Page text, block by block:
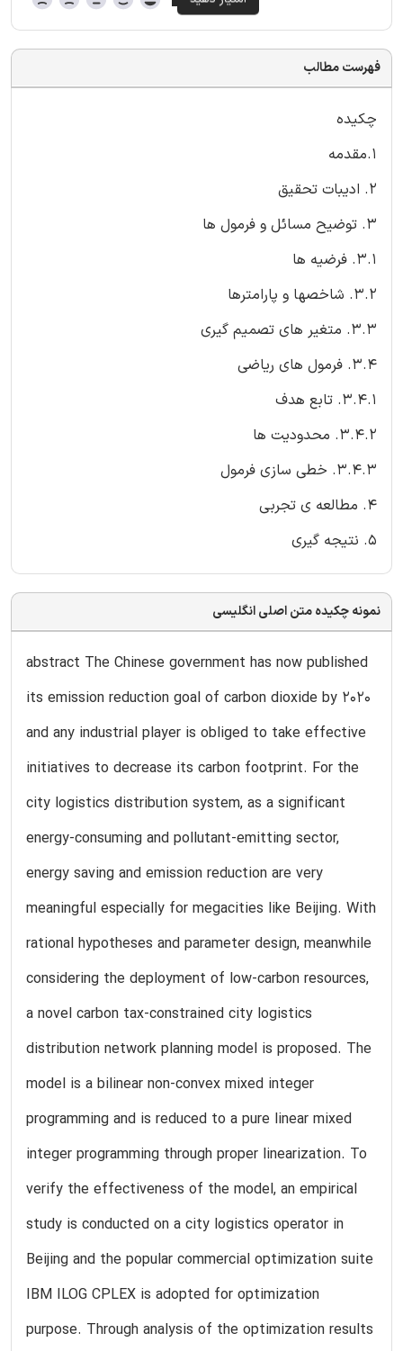
فهرست مطالب
چکیده
1.مقدمه
2. ادیبات تحقیق
3. توضیح مسائل و فرمول ها
3.1. فرضیه ها
3.2. شاخصها و پارامترها
3.3. متغیر های تصمیم گیری
3.4. فرمول های ریاضی
3.4.1. تابع هدف
3.4.2. محدودیت ها
3.4.3. خطی سازی فرمول
4. مطالعه ی تجربی
5. نتیجه گیری
نمونه چکیده متن اصلی انگلیسی
abstract The Chinese government has now published
its emission reduction goal of carbon dioxide by 2020
and any industrial player is obliged to take effective
initiatives to decrease its carbon footprint. For the
city logistics distribution system, as a significant
energy-consuming and pollutant-emitting sector,
energy saving and emission reduction are very
meaningful especially for megacities like Beijing. With
rational hypotheses and parameter design, meanwhile
considering the deployment of low-carbon resources,
a novel carbon tax-constrained city logistics
distribution network planning model is proposed. The
model is a bilinear non-convex mixed integer
programming and is reduced to a pure linear mixed
integer programming through proper linearization. To
verify the effectiveness of the model, an empirical
study is conducted on a city logistics operator in
Beijing and the popular commercial optimization suite
IBM ILOG CPLEX is adopted for optimization
purpose. Through analysis of the optimization results